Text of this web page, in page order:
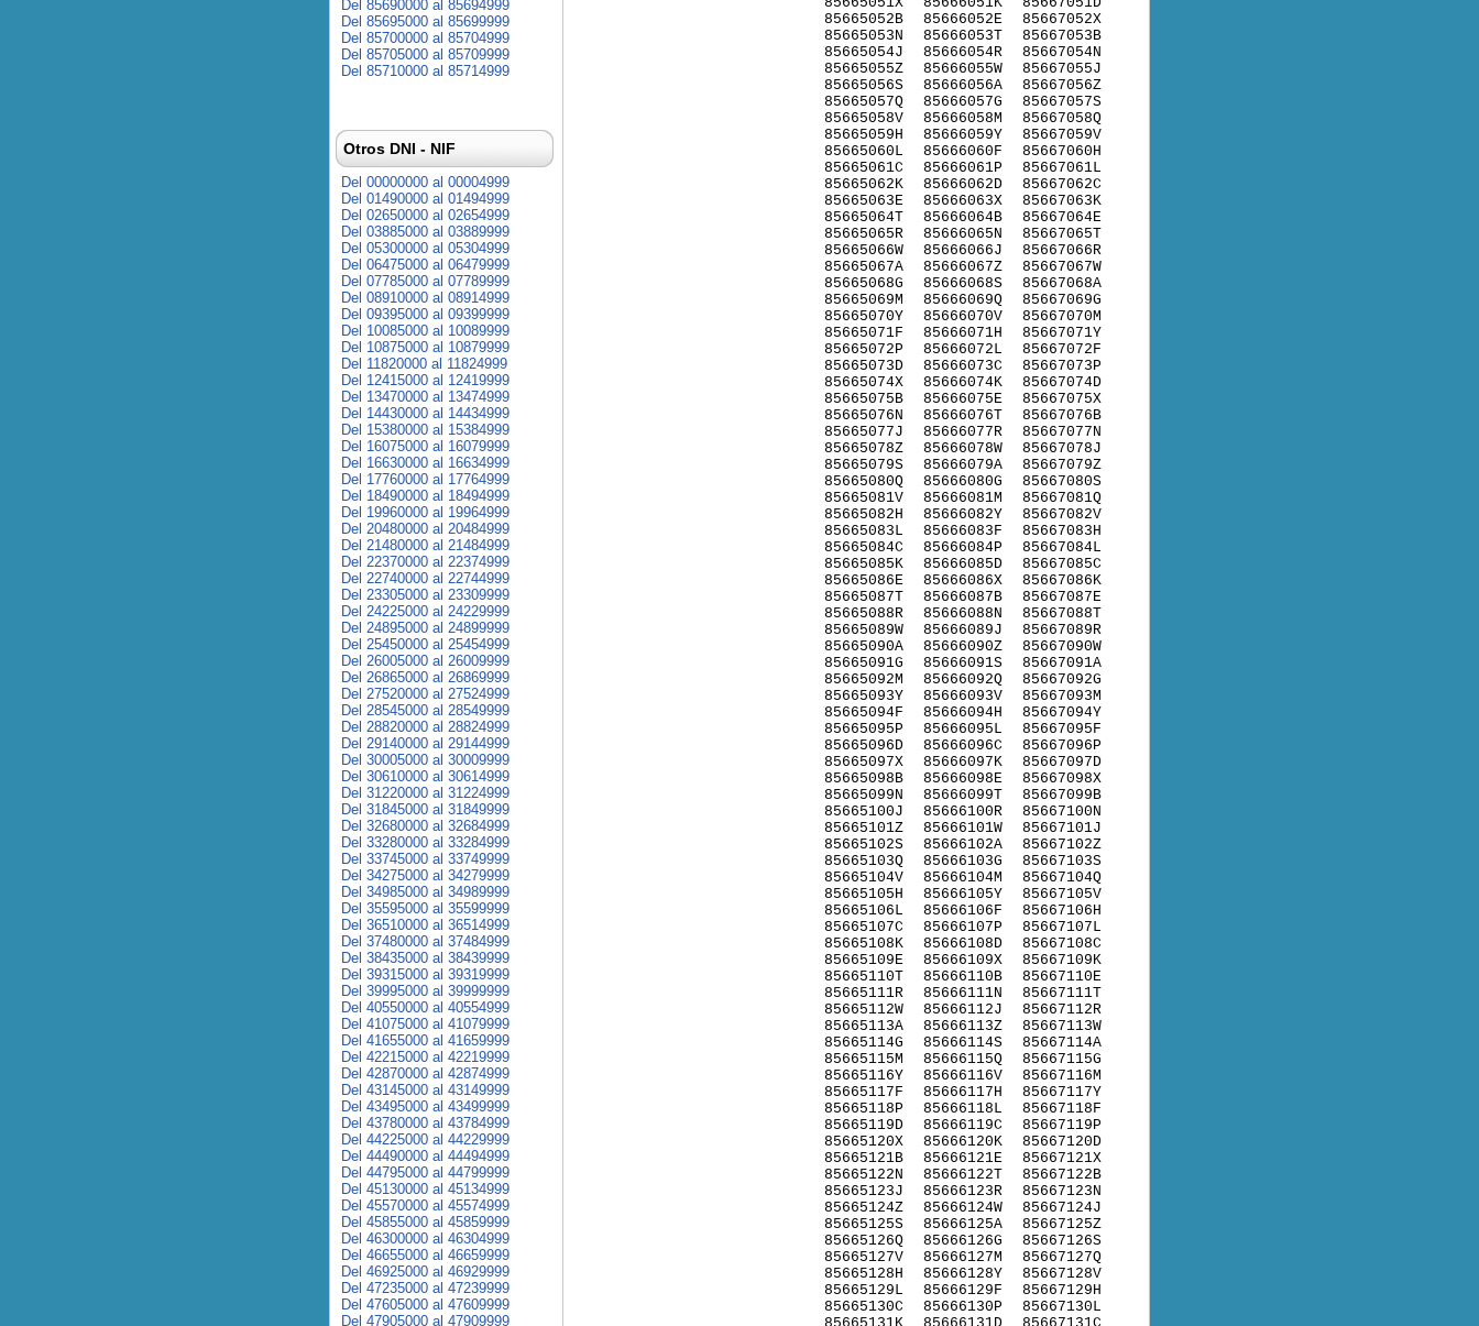
85665052B
85665053N
85665054J
85665055Z
85665056S
85665057Q
85665058V
85665059H
85665060L
85665061C
85665062K
85665063E
85665064T
85665065R
85665066W
85665067A
85665068G
85665069M
85665070Y
85665071F
85665072P
85665073D
85665074X
85665075B
85665076N
85665077J
85665078Z
85665079S
85665080Q
85665081V
85665082H
85665083L
85665084C
85665085K
85665086E
85665087T
85665088R
85665089W
85665090A
85665091G
85665092M
85665093Y
85665094F
85665095P
85665096D
85665097X
85665098B
85665099N
85665100J
85665101Z
85665102S
85665103Q
85665104V
85665105H
85665106L
85665107C
85665108K
85665109E
85665110T
85665111R
85665112W
85665113A
85665114G
85665115M
85665116Y
85665117F
85665118P
85665119D
85665120X
85665121B
85665122N
85665123J
85665124Z
85665125S
85665126Q
85665127V
85665128H
85665129L
85665130C
85666052E
85666053T
85666054R
85666055W
85666056A
85666057G
85666058M
85666059Y
85666060F
85666061P
85666062D
85666063X
85666064B
85666065N
85666066J
85666067Z
85666068S
85666069Q
85666070V
85666071H
85666072L
85666073C
85666074K
85666075E
85666076T
85666077R
85666078W
85666079A
85666080G
85666081M
85666082Y
85666083F
85666084P
85666085D
85666086X
85666087B
85666088N
85666089J
85666090Z
85666091S
85666092Q
85666093V
85666094H
85666095L
85666096C
85666097K
85666098E
85666099T
85666100R
85666101W
85666102A
85666103G
85666104M
85666105Y
85666106F
85666107P
85666108D
85666109X
85666110B
85666111N
85666112J
85666113Z
85666114S
85666115Q
85666116V
85666117H
85666118L
85666119C
85666120K
85666121E
85666122T
85666123R
85666124W
85666125A
85666126G
85666127M
85666128Y
85666129F
85666130P
85667052X
85667053B
85667054N
85667055J
85667056Z
85667057S
85667058Q
85667059V
85667060H
85667061L
85667062C
85667063K
85667064E
85667065T
85667066R
85667067W
85667068A
85667069G
85667070M
85667071Y
85667072F
85667073P
85667074D
85667075X
85667076B
85667077N
85667078J
85667079Z
85667080S
85667081Q
85667082V
85667083H
85667084L
85667085C
85667086K
85667087E
85667088T
85667089R
85667090W
85667091A
85667092G
85667093M
85667094Y
85667095F
85667096P
85667097D
85667098X
85667099B
85667100N
85667101J
85667102Z
85667103S
85667104Q
85667105V
85667106H
85667107L
85667108C
85667109K
85667110E
85667111T
85667112R
85667113W
85667114A
85667115G
85667116M
85667117Y
85667118F
85667119P
85667120D
85667121X
85667122B
85667123N
85667124J
85667125Z
85667126S
85667127Q
85667128V
85667129H
85667130L
Del 85690000 al 85694999
Del 85695000 al 85699999
Del 85700000 al 85704999
Del 85705000 al 85709999
Del 85710000 al 85714999
Otros DNI - NIF
Del 00000000 al 00004999
Del 01490000 al 01494999
Del 02650000 al 02654999
Del 03885000 al 03889999
Del 05300000 al 05304999
Del 06475000 al 06479999
Del 07785000 al 07789999
Del 08910000 al 08914999
Del 09395000 al 09399999
Del 10085000 al 10089999
Del 10875000 al 10879999
Del 11820000 al 11824999
Del 12415000 al 12419999
Del 13470000 al 13474999
Del 14430000 al 14434999
Del 15380000 al 15384999
Del 16075000 al 16079999
Del 16630000 al 16634999
Del 17760000 al 17764999
Del 18490000 al 18494999
Del 19960000 al 19964999
Del 20480000 al 20484999
Del 21480000 al 21484999
Del 22370000 al 22374999
Del 22740000 al 22744999
Del 23305000 al 23309999
Del 24225000 al 24229999
Del 24895000 al 24899999
Del 25450000 al 25454999
Del 26005000 al 26009999
Del 26865000 al 26869999
Del 27520000 al 27524999
Del 28545000 al 28549999
Del 28820000 al 28824999
Del 29140000 al 29144999
Del 30005000 al 30009999
Del 30610000 al 30614999
Del 31220000 al 31224999
Del 31845000 al 31849999
Del 32680000 al 32684999
Del 33280000 al 33284999
Del 33745000 al 33749999
Del 34275000 al 34279999
Del 34985000 al 34989999
Del 35595000 al 35599999
Del 36510000 al 36514999
Del 37480000 al 37484999
Del 38435000 al 38439999
Del 39315000 al 39319999
Del 39995000 al 39999999
Del 40550000 al 40554999
Del 41075000 al 41079999
Del 41655000 al 41659999
Del 42215000 al 42219999
Del 42870000 al 42874999
Del 43145000 al 43149999
Del 43495000 al 43499999
Del 43780000 al 43784999
Del 44225000 al 44229999
Del 44490000 al 44494999
Del 44795000 al 44799999
Del 45130000 al 45134999
Del 45570000 al 45574999
Del 45855000 al 45859999
Del 46300000 al 46304999
Del 46655000 al 46659999
Del 46925000 al 46929999
Del 47235000 al 47239999
Del 47605000 al 47609999
Del 47905000 al 47909999